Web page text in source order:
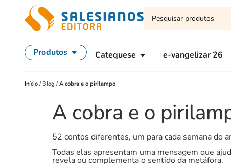
Produtos Catequese e-vangelizar 26
Início / Blog /A cobra e o pirilampo
A cobra e o
52 contos diferentes, um para cada semana do
Todas elas apresentam uma mensagem que
revela ou complementa o sentido da metáfora.